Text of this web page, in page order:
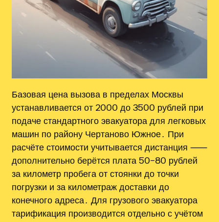
Базовая цена вызова в пределах Москвы
устанавливается от 2000 до 3500 рублей при
подаче стандартного эвакуатора для легковых
машин по району Чертаново Южное․ При
расчёте стоимости учитывается дистанция ⸺
дополнительно берётся плата 50–80 рублей
за километр пробега от стоянки до точки
погрузки и за километраж доставки до
конечного адреса․ Для грузового эвакуатора
тарификация производится отдельно с учётом